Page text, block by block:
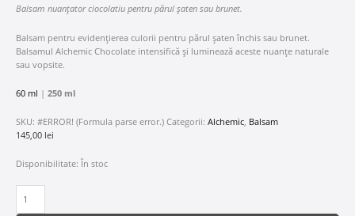
Balsam nuanțator ciocolatiu pentru părul șaten sau brunet.
Balsam pentru evidențierea culorii pentru părul șaten închis sau brunet.
Balsamul Alchemic Chocolate intensifică și luminează aceste nuanțe naturale
sau vopsite.
60 ml | 250 ml
SKU: #ERROR! (Formula parse error.) Categorii: Alchemic Balsam
145,00 lei
Disponibilitate: În stoc